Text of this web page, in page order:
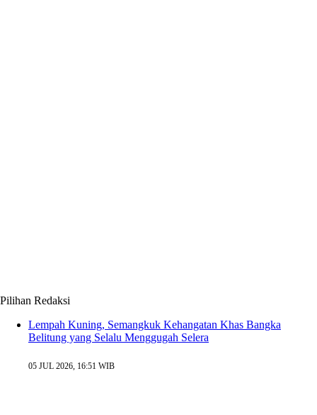
Pilihan Redaksi
Lempah Kuning, Semangkuk Kehangatan Khas Bangka
Belitung yang Selalu Menggugah Selera
05 JUL 2026, 16:51 WIB